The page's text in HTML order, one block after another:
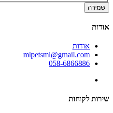
שמירה
אודות
אודות
mlpetsml@gmail.com
058-6866886
שירות לקוחות